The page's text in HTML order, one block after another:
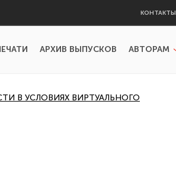
КОНТАКТЫ
АРХИВ ВЫПУСКОВ АВТОРАМ
В УСЛОВИЯХ ВИРТУАЛЬНОГО